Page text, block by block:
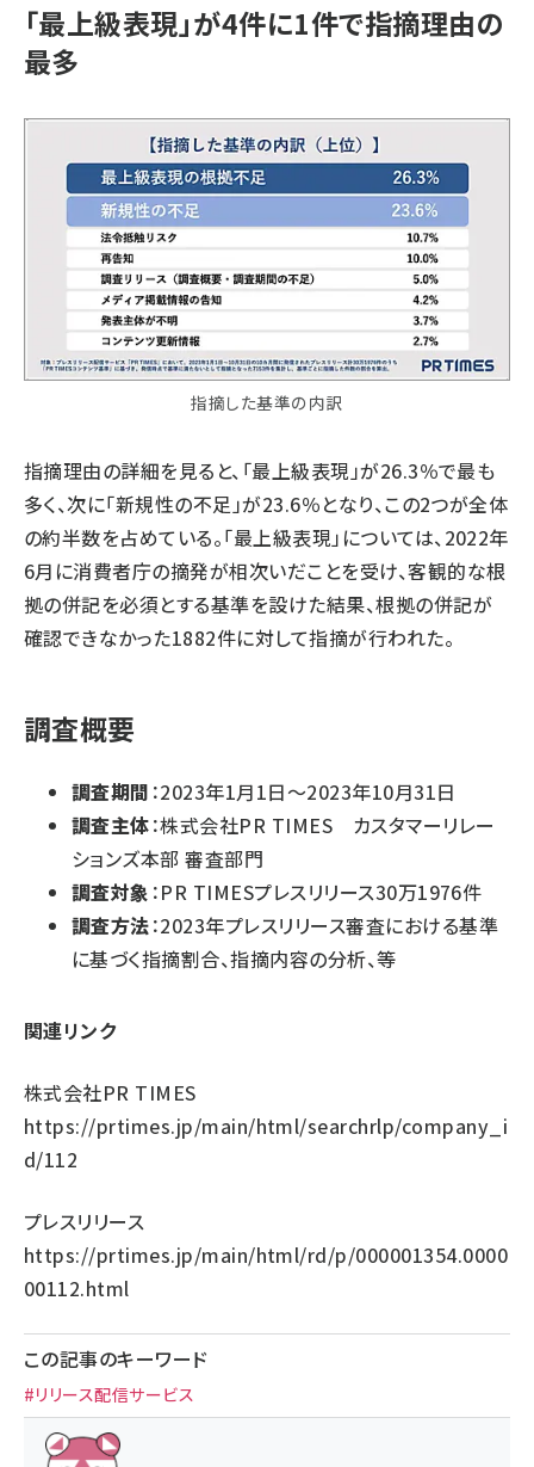
「最上級表現」が4件に1件で指摘理由の
最多
指摘した基準の内訳
指摘理由の詳細を見ると、「最上級表現」が26.3％で最も
多く、次に「新規性の不足」が23.6％となり、この2つが全体
の約半数を占めている。「最上級表現」については、2022年
6月に消費者庁の摘発が相次いだことを受け、客観的な根
拠の併記を必須とする基準を設けた結果、根拠の併記が
確認できなかった1882件に対して指摘が行われた。
調査概要
調査期間 ：2023年1月1日～2023年10月31日
調査主体：株式会社PR TIMES カスタマーリレー
ションズ本部 審査部門
調査対象 ：PR TIMESプレスリリース30万1976件
調査方法：2023年プレスリリース審査における基準
に基づく指摘割合、指摘内容の分析、等
関連リンク
株式会社PR TIMES
https://prtimes.jp/main/html/searchrlp/company_i
d/112
プレスリリース
https://prtimes.jp/main/html/rd/p/000001354.0000
00112.html
この記事のキーワード
#リリース配信サービス